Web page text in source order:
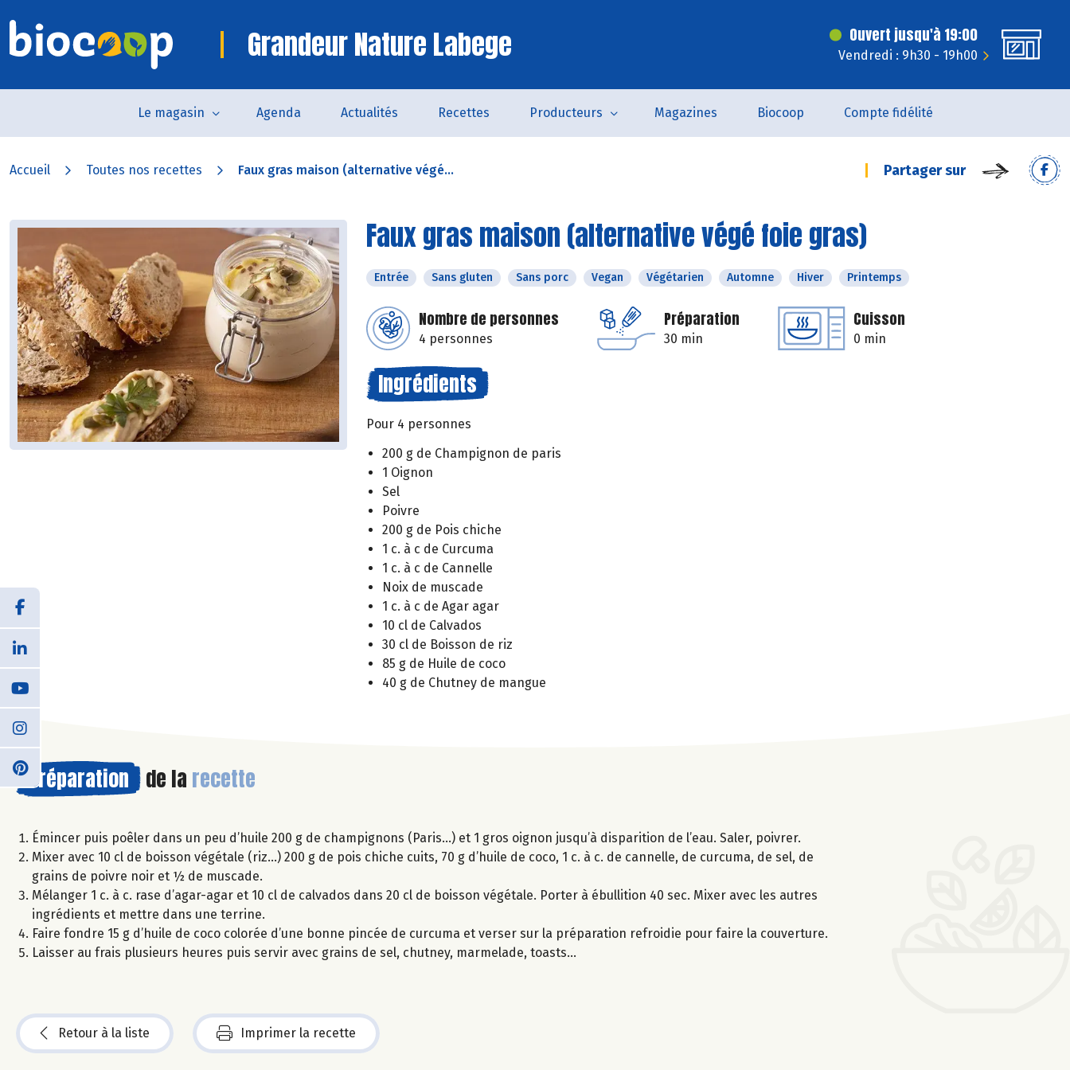
Grandeur Nature Labege Ouvert jusqu'à 19:00
Vendredi : 9h30 - 19h00
Le magasin Agenda Actualités Recettes Producteurs Magazines Biocoop Compte fidélité
Accueil Toutes nos recettes Faux gras maison (alternative végé... Partager sur
Faux gras maison (alternative végé foie gras)
Entrée Sans gluten Sans porc Vegan Végétarien Automne Hiver Printemps
Nombre de personnes
4 personnes
Préparation
30 min
Cuisson
0 min
Ingrédients
Pour 4 personnes
200 g de Champignon de paris
1 Oignon
Sel
Poivre
200 g de Pois chiche
1 c. à c de Curcuma
1 c. à c de Cannelle
Noix de muscade
1 c. à c de Agar agar
10 cl de Calvados
30 cl de Boisson de riz
85 g de Huile de coco
40 g de Chutney de mangue
Préparation de la recette
Émincer puis poêler dans un peu d’huile 200 g de champignons (Paris…) et 1 gros oignon jusqu’à disparition de l’eau. Saler, poivrer.
Mixer avec 10 cl de boisson végétale (riz…) 200 g de pois chiche cuits, 70 g d’huile de coco, 1 c. à c. de cannelle, de curcuma, de sel, de
grains de poivre noir et ½ de muscade.
Mélanger 1 c. à c. rase d’agar-agar et 10 cl de calvados dans 20 cl de boisson végétale. Porter à ébullition 40 sec. Mixer avec les autres
ingrédients et mettre dans une terrine.
Faire fondre 15 g d’huile de coco colorée d’une bonne pincée de curcuma et verser sur la préparation refroidie pour faire la couverture.
Laisser au frais plusieurs heures puis servir avec grains de sel, chutney, marmelade, toasts...
Retour à la liste Imprimer la recette